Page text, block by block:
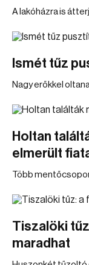
A lakóházra is
Ismét tűz
Nagy erőkkel
Holtan
elmerült
Több
Tiszalöki
maradhat